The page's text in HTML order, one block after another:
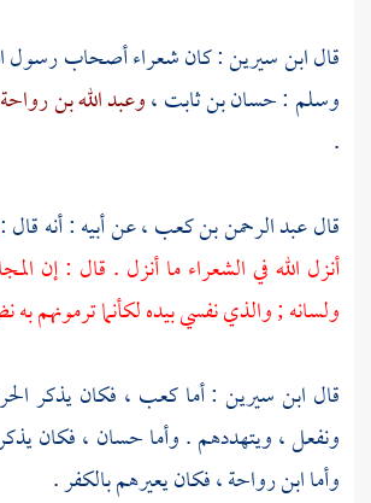
قالابن سيرين: كان شعراء أصحاب رسول
وسلم :حسان بن ثابت،وعبد الله بن رواحة
.
قالعبد الرحمن بن كعب، عن أبيه : أنه قال :
أنزل الله في الشعراء ما أنزل . قال : إن
ولسانه ; والذي نفسي بيده لكأنما ترمونهم به
قال ابن سيرين : أماكعب ، فكان يذكر
ونفعل ، ويتهددهم . وأماحسان ، فكان
وأماابن رواحة، فكان يعيرهم بالكفر .